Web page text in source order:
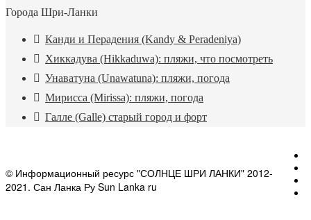
Города Шри-Ланки
Канди и Перадения (Kandy & Peradeniya)
Хиккадува (Hikkaduwa): пляжи, что посмотреть
Унаватуна (Unawatuna): пляжи, погода
Мирисса (Mirissa): пляжи, погода
Галле (Galle) старый город и форт
© Информационный ресурс "СОЛНЦЕ ШРИ ЛАНКИ" 2012-
2021. Сан Ланка Ру Sun Lanka ru